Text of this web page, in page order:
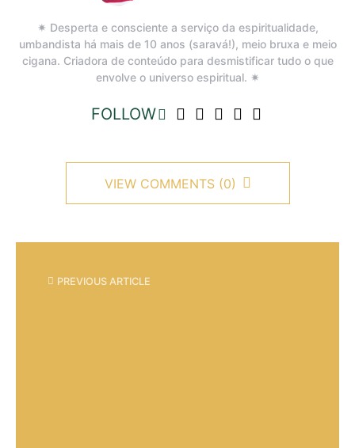
✷ Desperta e consciente a serviço da espiritualidade,
umbandista há mais de 10 anos (saravá!), meio bruxa e meio
cigana. Criadora de conteúdo para desmistificar tudo o que
envolve o universo espiritual. ✷
FOLLOW
VIEW COMMENTS (0)
PREVIOUS ARTICLE